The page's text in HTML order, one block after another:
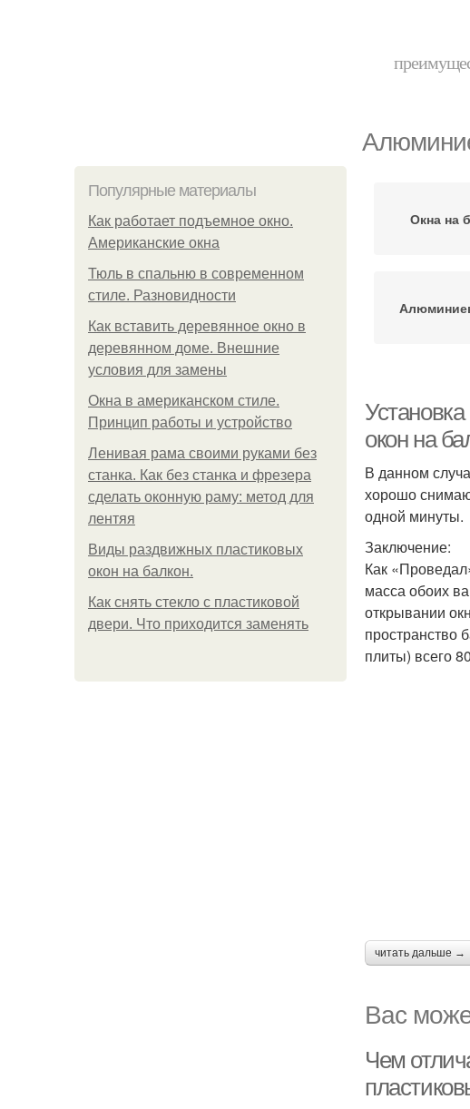
Популярные материалы
Как работает подъемное окно.
Американские окна
Тюль в спальню в современном
стиле. Разновидности
Как вставить деревянное окно в
деревянном доме. Внешние
условия для замены
Окна в американском стиле.
Принцип работы и устройство
Ленивая рама своими руками без
станка. Как без станка и фрезера
сделать оконную раму: метод для
лентяя
Виды раздвижных пластиковых
окон на балкон.
Как снять стекло с пластиковой
двери. Что приходится заменять
Окна на
окон на
В данном
хорошо
одной минуты.
Заключение:
Как
масса обоих
открывании
пространство
плиты) всего
читать дальше →
Вас
Чем